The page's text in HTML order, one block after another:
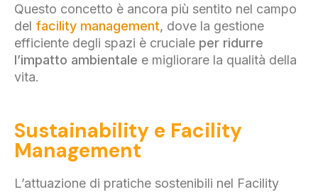
Questo concetto è ancora più sentito nel campo
del facility management, dove la gestione
efficiente degli spazi è cruciale per ridurre
l’impatto ambientale e migliorare la qualità della
vita.
Sustainability e Facility
Management
L’attuazione di pratiche sostenibili nel Facility